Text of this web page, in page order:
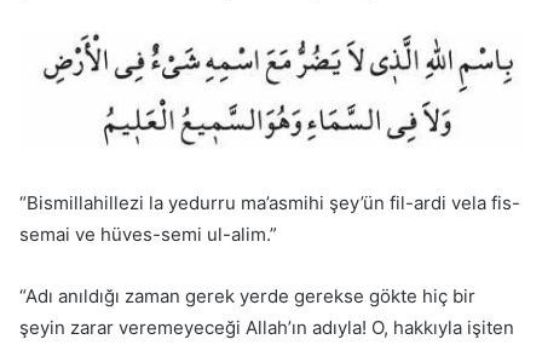
“Bismillahillezi la yedurru ma’asmihi şey’ün fil-ardi vela fis-
semai ve hüves-semi ul-alim.”
“Adı anıldığı zaman gerek yerde gerekse gökte hiç bir
şeyin zarar veremeyeceği Allah’ın adıyla! O, hakkıyla işiten